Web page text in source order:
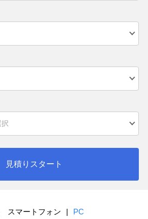
見積りスタート
スマートフォン | PC